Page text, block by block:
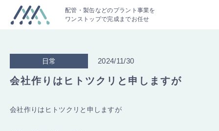
配管・製缶などのプラント事業を
ワンストップで完成までお任せ
日常 2024/11/30
会社作りはヒトツクリと申しますが
会社作りはヒトツクリと申しますが